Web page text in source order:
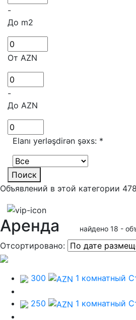
-
До m2
От AZN
-
До AZN
Elanı yerləşdirən şəxs: *
Поиск
Объявлений в этой категории 478
Аренда найдено 18 -
Отсортировано:
300 1 комнатный
250 1 комнатный